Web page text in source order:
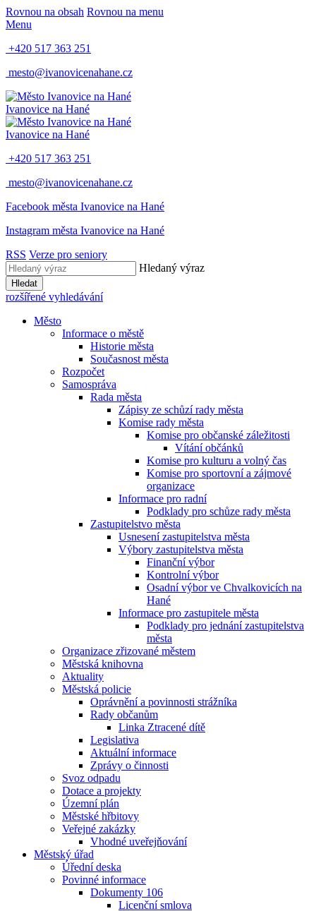
Rovnou na obsah Rovnou na menu
Menu
+420 517 363 251
mesto@ivanovicenahane.cz
Ivanovice na Hané
Ivanovice na Hané
+420 517 363 251
mesto@ivanovicenahane.cz
Facebook města Ivanovice na Hané
Instagram města Ivanovice na Hané
RSS Verze pro seniory
Hledaný výraz
Hledat
rozšířené vyhledávání
Město
Informace o městě
Historie města
Současnost města
Rozpočet
Samospráva
Rada města
Zápisy ze schůzí rady města
Komise rady města
Komise pro občanské záležitosti
Vítání občánků
Komise pro kulturu a volný čas
Komise pro sportovní a zájmové
organizace
Informace pro radní
Podklady pro schůze rady města
Zastupitelstvo města
Usnesení zastupitelstva města
Výbory zastupitelstva města
Finanční výbor
Kontrolní výbor
Osadní výbor ve Chvalkovicích na
Hané
Informace pro zastupitele města
Podklady pro jednání zastupitelstva
města
Organizace zřizované městem
Městská knihovna
Aktuality
Městská policie
Oprávnění a povinnosti strážníka
Rady občanům
Linka Ztracené dítě
Legislativa
Aktuální informace
Zprávy o činnosti
Svoz odpadu
Dotace a projekty
Územní plán
Městské hřbitovy
Veřejné zakázky
Vhodné uveřejňování
Městský úřad
Úřední deska
Povinné informace
Dokumenty 106
Licenční smlova